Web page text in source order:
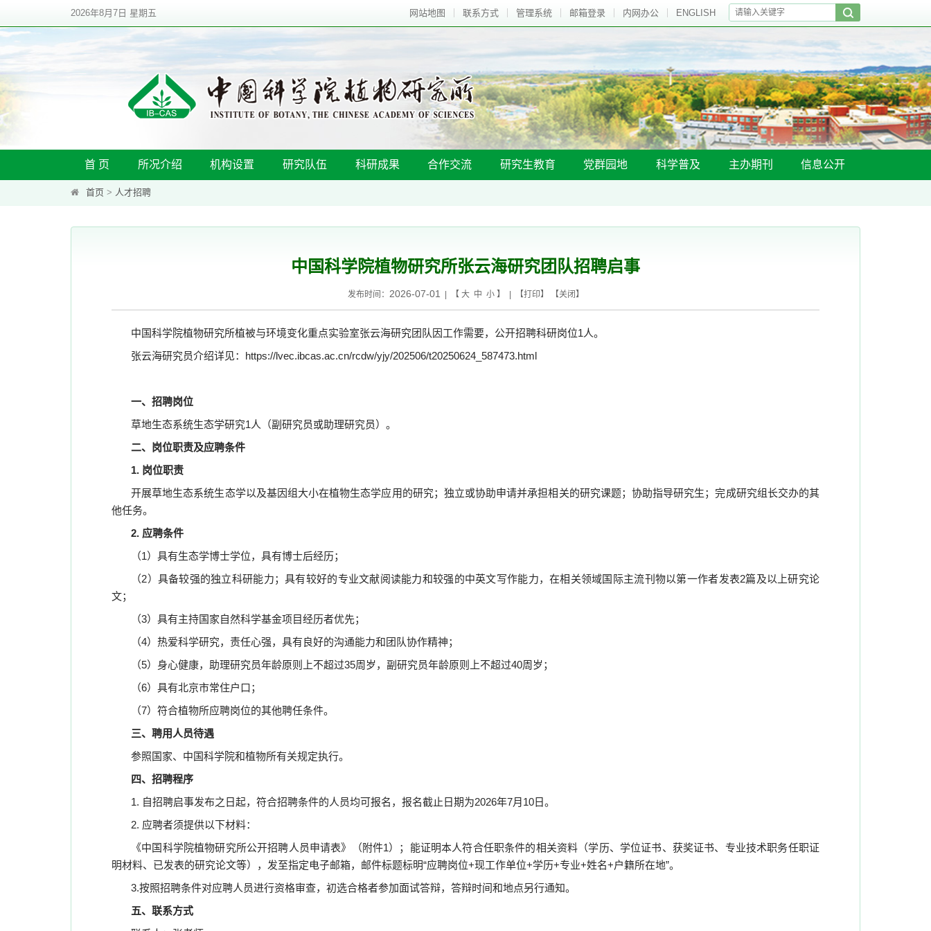
2026年8月7日 星期五 网站地图 联系方式 管理系统 邮箱登录 内网办公 ENGLISH
首 页 所况介绍 机构设置 研究队伍 科研成果 合作交流 研究生教育 党群园地 科学普及 主办期刊 信息公开
首页 > 人才招聘
中国科学院植物研究所张云海研究团队招聘启事
发布时间： 2026-07-01 | 【 大 中 小】 | 【打印】 【关闭 】
中国科学院植物研究所植被与环境变化重点实验室张云海研究团队因工作需要，公开招聘科研岗位1人。
张云海研究员介绍详见： https://lvec.ibcas.ac.cn/rcdw/yjy/202506/t20250624_587473.html
一、招聘岗位
草地生态系统生态学研究1人（副研究员或助理研究员）。
二、岗位职责及应聘条件
1. 岗位职责
开展草地生态系统生态学以及基因组大小在植物生态学应用的研究；独立或协助申请并承担相关的研究课题；协助指导研究生；完成研究组长交办的其
他任务。
2. 应聘条件
（1）具有生态学博士学位， 具有博士后经历；
（2）具备较强的独立科研能力；具有较好的专业文献阅读能力和较强的中英文写作能力，在相关领域国际主流刊物以第一作者发表2篇及以上研究论
文；
（3）具有主持国家自然科学基金项目经历者优先；
（4）热爱科学研究，责任心强，具有良好的沟通能力和团队协作精神；
（5）身心健康，助理研究员年龄原则上不超过35周岁，副研究员年龄原则上不超过40周岁；
（6）具有北京市常住户口；
（7）符合植物所应聘岗位的其他聘任条件。
三、聘用人员待遇
参照国家、中国科学院和植物所有关规定执行。
四、招聘程序
1. 自招聘启事发布之日起，符合招聘条件的人员均可报名，报名截止日期为2026年7月 10日。
2. 应聘者须提供以下材料：
《中国科学院植物研究所公开招聘人员申请表》（附件1）；能证明本人符合任职条件的相关资料（学历、学位证书、获奖证书、专业技术职务任职证
明材料、已发表的研究论文等），发至指定电子邮箱，邮件标题标明“应聘岗位+现工作单位+学历+专业+姓名+户籍所在地”。
3.按照招聘条件对应聘人员进行资格审查，初选合格者参加面试答辩，答辩时间和地点另行通知。
五、联系方式